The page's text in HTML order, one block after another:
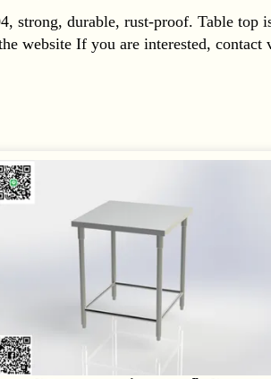
strong, durable, rust-proof. Table
website If you are interested, contact